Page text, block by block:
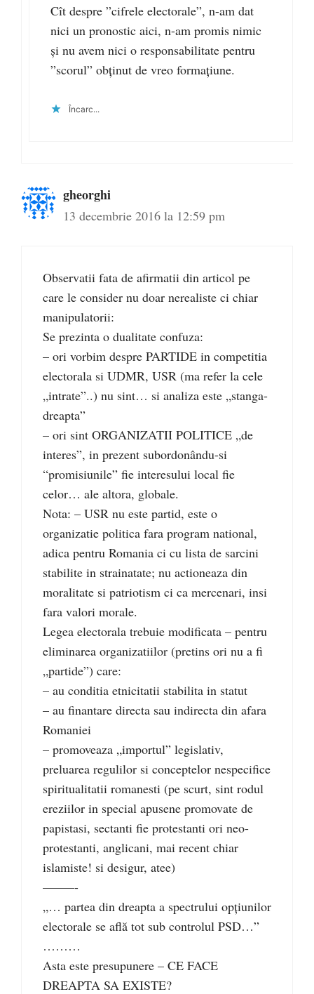
Cît despre ”cifrele electorale”, n-am dat
nici un pronostic aici, n-am promis nimic
și nu avem nici o responsabilitate pentru
”scorul” obținut de vreo formațiune.
Încarc...
gheorghi
13 decembrie 2016 la 12:59 pm
Observatii fata de afirmatii din articol pe
care le consider nu doar nerealiste ci chiar
manipulatorii:
Se prezinta o dualitate confuza:
– ori vorbim despre PARTIDE in competitia
electorala si UDMR, USR (ma refer la cele
„intrate”..) nu sint… si analiza este „stanga-
dreapta”
– ori sint ORGANIZATII POLITICE „de
interes”, in prezent subordonându-si
“promisiunile” fie interesului local fie
celor… ale altora, globale.
Nota: – USR nu este partid, este o
organizatie politica fara program national,
adica pentru Romania ci cu lista de sarcini
stabilite in strainatate; nu actioneaza din
moralitate si patriotism ci ca mercenari, insi
fara valori morale.
Legea electorala trebuie modificata – pentru
eliminarea organizatiilor (pretins ori nu a fi
„partide”) care:
– au conditia etnicitatii stabilita in statut
– au finantare directa sau indirecta din afara
Romaniei
– promoveaza „importul” legislativ,
preluarea regulilor si conceptelor nespecifice
spiritualitatii romanesti (pe scurt, sint rodul
ereziilor in special apusene promovate de
papistasi, sectanti fie protestanti ori neo-
protestanti, anglicani, mai recent chiar
islamiste! si desigur, atee)
–––––-
„… partea din dreapta a spectrului opţiunilor
electorale se află tot sub controlul PSD…”
………
Asta este presupunere – CE FACE
DREAPTA SA EXISTE?